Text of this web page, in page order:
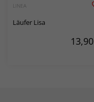
LINEA
Läufer Lisa
13,90